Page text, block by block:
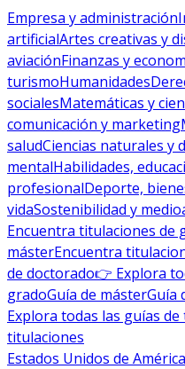
Empresa y administración
artificialArtes creativas y
aviaciónFinanzas y
turismoHumanidades
socialesMatemáticas y
comunicación y marketing
saludCiencias naturales y
mentalHabilidades,
profesionalDeporte,
vidaSostenibilidad y
Encuentra titulaciones de
másterEncuentra
de doctorado👉 Explora
gradoGuía de másterGuía
Explora todas las guías
titulaciones
Estados Unidos de América